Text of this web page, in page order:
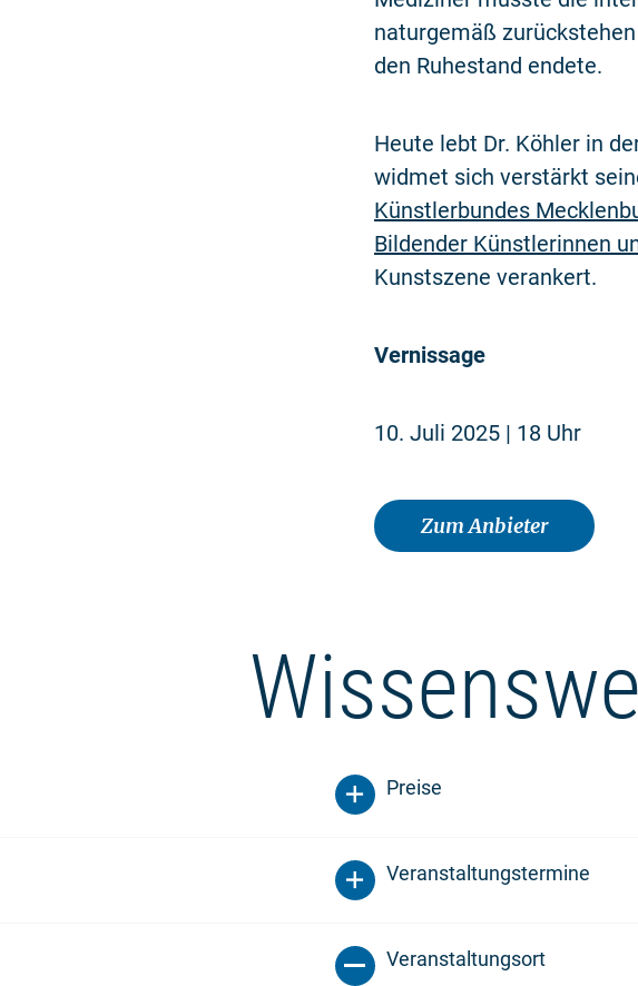
naturgemäß
den Ruhestand endete.
Heute lebt Dr. Köhler in
widmet sich verstärkt
Künstlerbundes
Bildender Künstlerinnen
Kunstszene verankert.
Vernissage
10. Juli 2025 | 18 Uhr
Zum Anbieter
Preise
Veranstaltungstermine
Veranstaltungsort